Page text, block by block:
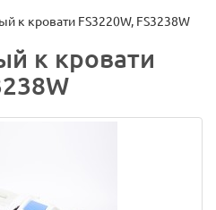
к кровати FS3220W, FS3238W
к кровати